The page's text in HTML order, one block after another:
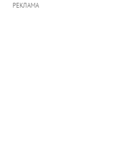
РЕКЛАМА